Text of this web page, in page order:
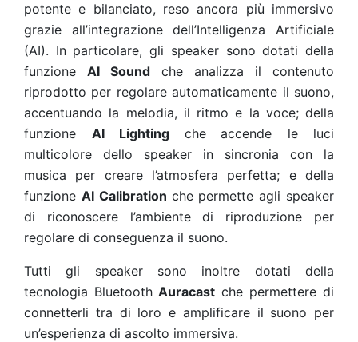
potente e bilanciato, reso ancora più immersivo
grazie all’integrazione dell’Intelligenza Artificiale
(AI). In particolare, gli speaker sono dotati della
funzione AI Sound che analizza il contenuto
riprodotto per regolare automaticamente il suono,
accentuando la melodia, il ritmo e la voce; della
funzione AI Lighting che
accende le luci
multicolore dello speaker in sincronia con la
musica per creare l’atmosfera perfetta; e della
funzione AI Calibration che permette agli speaker
di riconoscere l’ambiente di riproduzione per
regolare di conseguenza il suono.
Tutti gli speaker sono inoltre dotati della
tecnologia Bluetooth Auracast che permettere di
connetterli tra di loro e amplificare il suono per
un’esperienza di ascolto immersiva.